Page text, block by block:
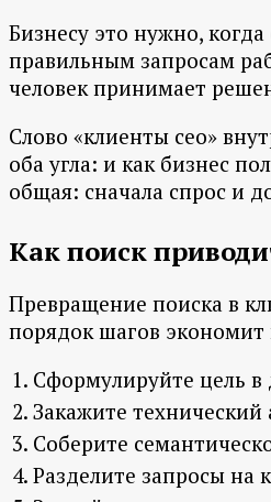
Бизнесу это нужно,
правильным запросам
человек принимает
Слово «клиенты сео»
оба угла: и как бизнес
общая: сначала спрос и
Как поиск
Превращение поиска в
порядок шагов
Сформулируйте цель в
Закажите
Соберите
Разделите запросы